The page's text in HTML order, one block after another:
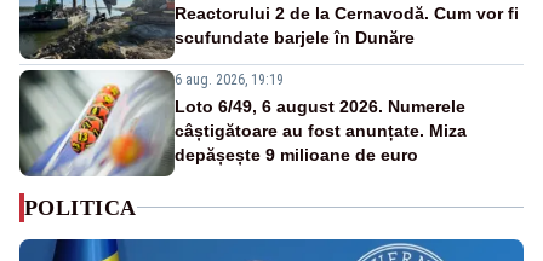
Reactorului 2 de la Cernavodă. Cum vor fi
scufundate barjele în Dunăre
6 aug. 2026, 19:19
Loto 6/49, 6 august 2026. Numerele
câștigătoare au fost anunțate. Miza
depășește 9 milioane de euro
POLITICA